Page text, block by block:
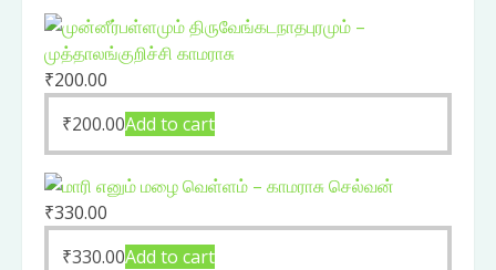
₹200.00
₹200.00Add to cart
₹330.00
₹330.00Add to cart